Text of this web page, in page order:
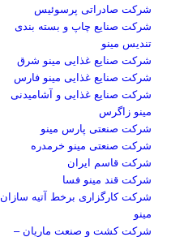
شرکت صادراتی پرسوئیس
شرکت صنایع چاپ و بسته بندی
تندیس مینو
شرکت صنایع غذایی مینو شرق
شرکت صنایع غذایی مینو فارس
شرکت صنایع غذایی و آشامیدنی
مینو زاگرس
شرکت صنعتی پارس مینو
شرکت صنعتی مینو خرمدره
شرکت قاسم ایران
شرکت قند مینو فسا
شرکت کارگزاری برخط آتیه سازان
مینو
شرکت کشت و صنعت ماریان –